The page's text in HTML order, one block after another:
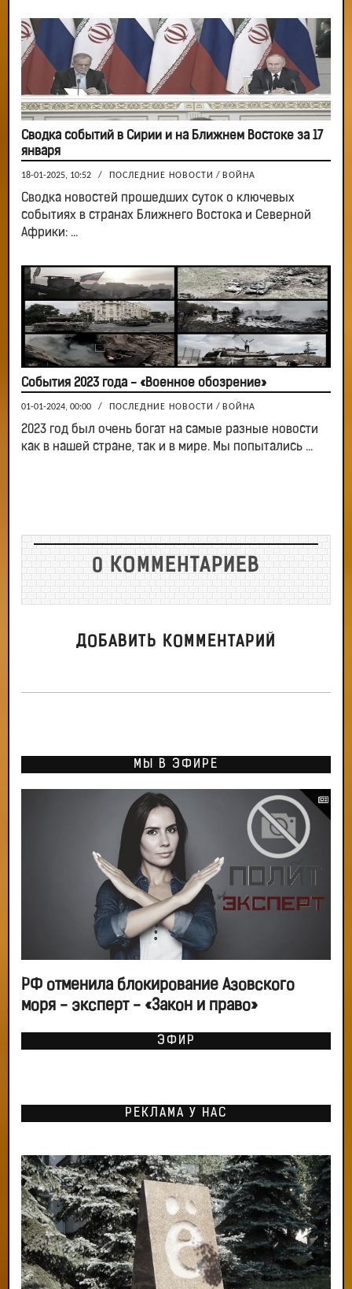
Сводка событий в Сирии и на Ближнем Востоке за 17
января
18-01-2025, 10:52 / ПОСЛЕДНИЕ НОВОСТИ / ВОЙНА
Сводка новостей прошедших суток о ключевых
событиях в странах Ближнего Востока и Северной
Африки: ...
События 2023 года - «Военное обозрение»
01-01-2024, 00:00 / ПОСЛЕДНИЕ НОВОСТИ / ВОЙНА
2023 год был очень богат на самые разные новости
как в нашей стране, так и в мире. Мы попытались ...
0 КОММЕНТАРИЕВ
ДОБАВИТЬ КОММЕНТАРИЙ
МЫ В ЭФИРЕ
РФ отменила блокирование Азовского
моря - эксперт - «Закон и право»
ЭФИР
РЕКЛАМА У НАС